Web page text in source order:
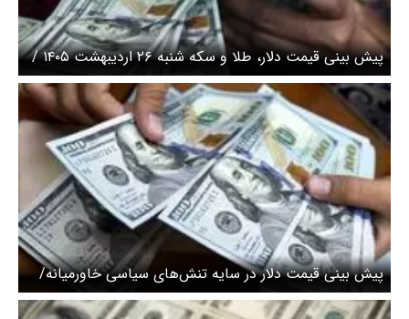
پیش ‌بینی قیمت دلار، طلا و سکه شنبه ۲۶ اردیبهشت ۱۴۰۵ /
طلا در کانال ۱۹ میلیون تومانی متوقف شد
پیش بینی قیمت دلار در سایه تنش‌های سیاسی خاورمیانه/
کف قیمت دلار چقدر است؟